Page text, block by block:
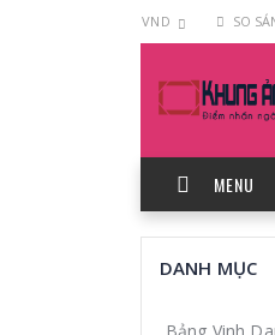
VND SO
MENU
tiệc
DANH MỤC